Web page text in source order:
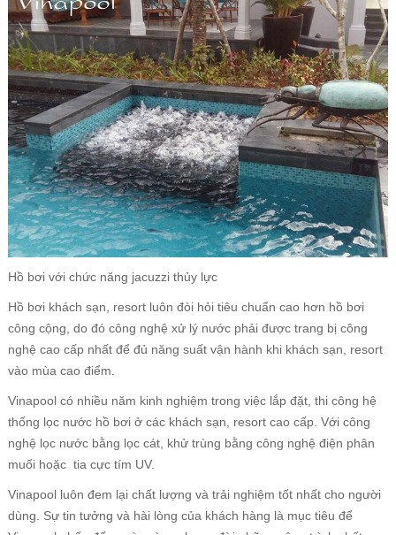
Hồ bơi với chức năng jacuzzi thủy lực
Hồ bơi khách sạn, resort luôn đòi hỏi tiêu chuẩn cao hơn hồ bơi
công cộng, do đó công nghệ xử lý nước phải được trang bị công
nghệ cao cấp nhất để đủ năng suất vận hành khi khách sạn, resort
vào mùa cao điểm.
Vinapool có nhiều năm kinh nghiệm trong việc lắp đặt, thi công hệ
thống lọc nước hồ bơi ở các khách sạn, resort cao cấp. Với công
nghệ lọc nước bằng lọc cát, khử trùng bằng công nghệ điện phân
muối hoặc tia cực tím UV.
Vinapool luôn đem lại chất lượng và trải nghiệm tốt nhất cho người
dùng. Sự tin tưởng và hài lòng của khách hàng là mục tiêu để